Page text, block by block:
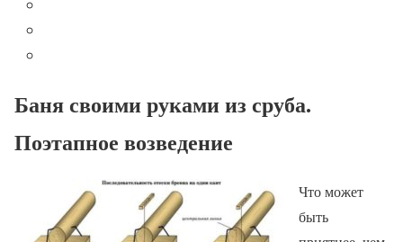
Баня своими руками из сруба.
Поэтапное возведение
Что может
быть